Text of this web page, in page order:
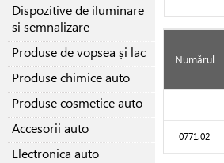
Dispozitive de iluminare
si semnalizare
Produse de vopsea și lac
Produse chimice auto
Produse cosmetice auto
Accesorii auto
Electronica auto
Numărul
0771.02